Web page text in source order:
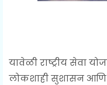
यावेळी राष्ट्रीय सेवा
लोकशाही सुशासन आणि